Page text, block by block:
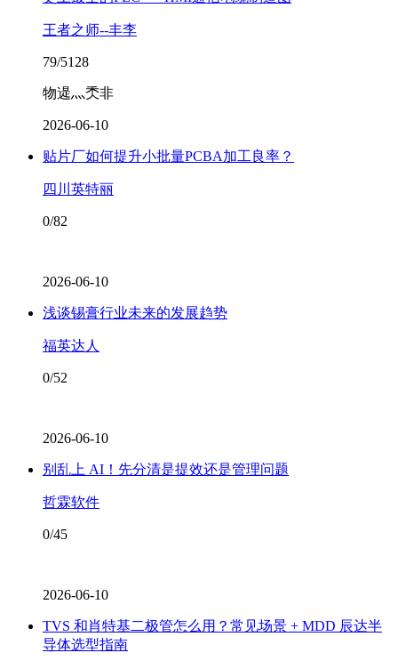
王者之师--丰李
79/5128
物遈灬秂非
2026-06-10
贴片厂如何提升小批量PCBA加工良率？
四川英特丽
0/82
2026-06-10
浅谈锡膏行业未来的发展趋势
福英达人
0/52
2026-06-10
别乱上 AI！先分清是提效还是管理问题
哲霖软件
0/45
2026-06-10
TVS 和肖特基二极管怎么用？常见场景 + MDD 辰达半
导体选型指南